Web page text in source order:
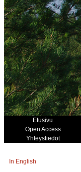
Etusivu
Open Access
Yhteystiedot
In English